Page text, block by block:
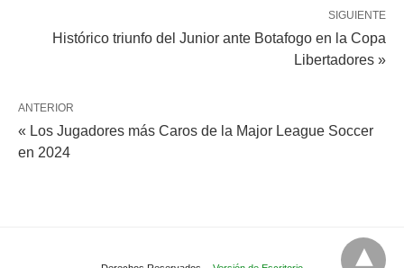
SIGUIENTE
Histórico triunfo del Junior ante Botafogo en la Copa
Libertadores »
ANTERIOR
« Los Jugadores más Caros de la Major League Soccer
en 2024